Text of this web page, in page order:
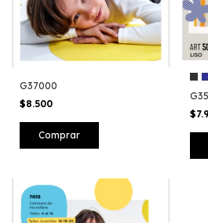
G37000
$8.500
Comprar